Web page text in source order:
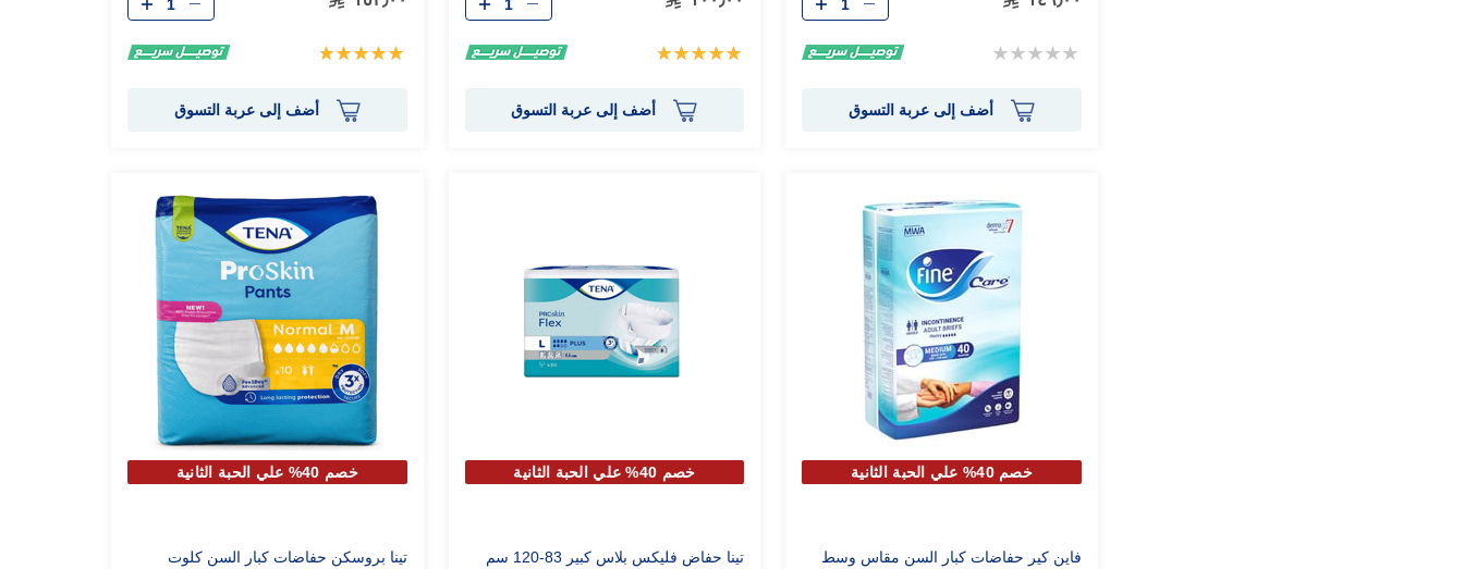
Rating:
أضف إلى عربة التسوق
تقييم:
أضف إلى عربة التسوق
تقييم:
أضف إلى عربة التسوق
خصم 40% علي الحبة الثانية
فاين كير حفاضات كبار السن مقاس وسط
خصم 40% علي الحبة الثانية
تينا حفاض فليكس بلاس كبير 83-120 سم
خصم 40% علي الحبة الثانية
تينا بروسكن حفاضات كبار السن كلوت